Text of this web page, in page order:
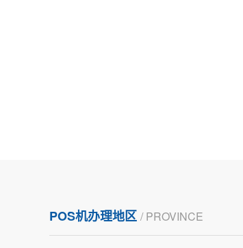
朋友推荐的，很好用，很安全，到账速度也很
快，机器很正规，值得推荐，客服讲解很仔细，
POS机办理地区 / PROVINCE